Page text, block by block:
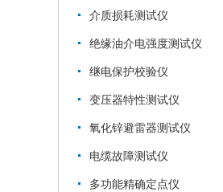
介质损耗测试仪
绝缘油介电强度测试仪
继电保护校验仪
变压器特性测试仪
氧化锌避雷器测试仪
电缆故障测试仪
多功能精确定点仪